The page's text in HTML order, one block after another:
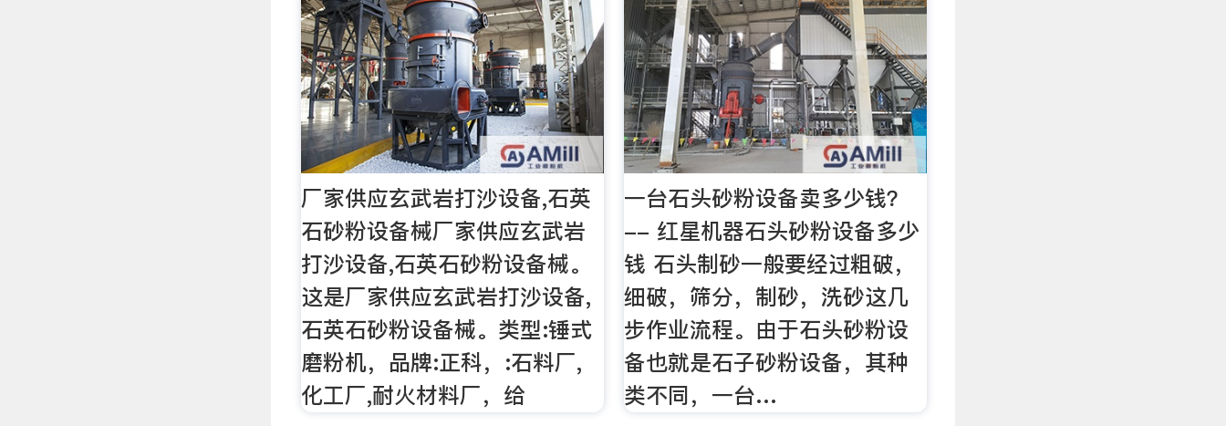
厂家供应玄武岩打沙设备,石英
石砂粉设备械厂家供应玄武岩
打沙设备,石英石砂粉设备械。
这是厂家供应玄武岩打沙设备,
石英石砂粉设备械。类型:锤式
磨粉机，品牌:正科，:石料厂,
化工厂,耐火材料厂，给
一台石头砂粉设备卖多少钱？
-- 红星机器石头砂粉设备多少
钱 石头制砂一般要经过粗破，
细破，筛分，制砂，洗砂这几
步作业流程。由于石头砂粉设
备也就是石子砂粉设备，其种
类不同，一台…